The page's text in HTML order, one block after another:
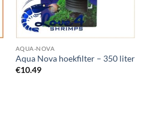
AQUA-NOVA
Aqua Nova hoekfilter – 350 liter
€10.49